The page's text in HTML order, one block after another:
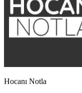
Hocanı Notla